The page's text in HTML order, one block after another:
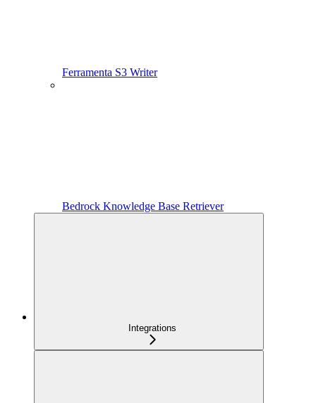
Ferramenta S3 Writer
Bedrock Knowledge Base Retriever
Integrations